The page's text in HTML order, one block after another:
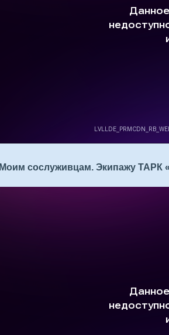
Моим сослуживцам. Экипажу ТАРК